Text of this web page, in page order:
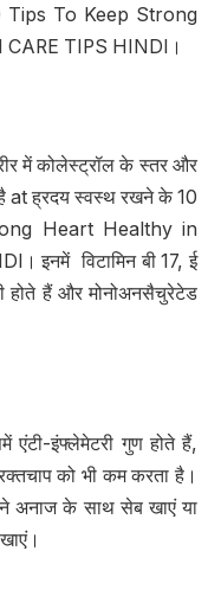
Tips To Keep Strong
TIPS HINDI।
में कोलेस्ट्रॉल के स्तर और
है at ह्रदय स्वस्थ रखने के 10
Heart Healthy in
इनमें विटामिन बी 17, ई
होते हैं और मोनोअनसैचुरेटेड
एंटी-इंफ्लेमेटरी गुण होते हैं,
को भी कम करता है।
अनाज के साथ सेब खाएं या